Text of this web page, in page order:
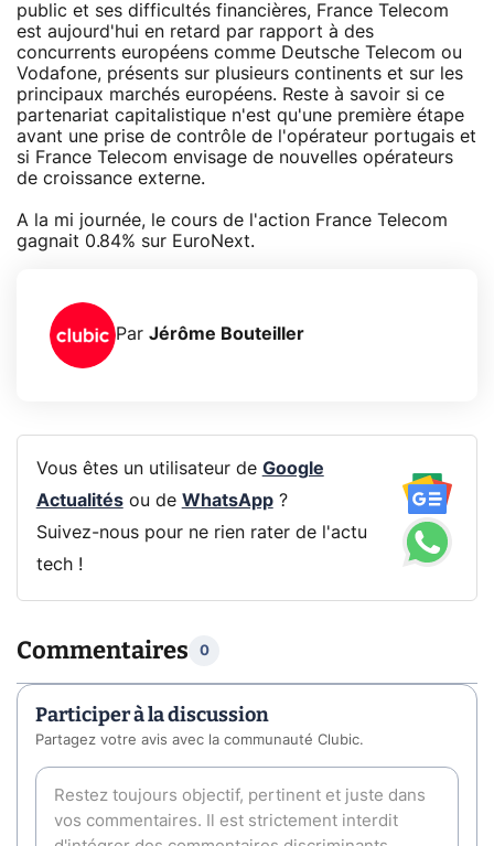
public et ses difficultés financières, France Telecom
est aujourd'hui en retard par rapport à des
concurrents européens comme Deutsche Telecom ou
Vodafone, présents sur plusieurs continents et sur les
principaux marchés européens. Reste à savoir si ce
partenariat capitalistique n'est qu'une première étape
avant une prise de contrôle de l'opérateur portugais et
si France Telecom envisage de nouvelles opérateurs
de croissance externe.
A la mi journée, le cours de l'action France Telecom
gagnait 0.84% sur EuroNext.
Par Jérôme Bouteiller
Vous êtes un utilisateur de Google
Actualitésou de WhatsApp?
Suivez-nous pour ne rien rater de l'actu
tech !
Commentaires 0
Participer à la discussion
Partagez votre avis avec la communauté Clubic.